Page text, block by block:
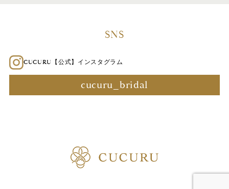
SNS
CUCURU【公式】インスタグラム
cucuru_bridal